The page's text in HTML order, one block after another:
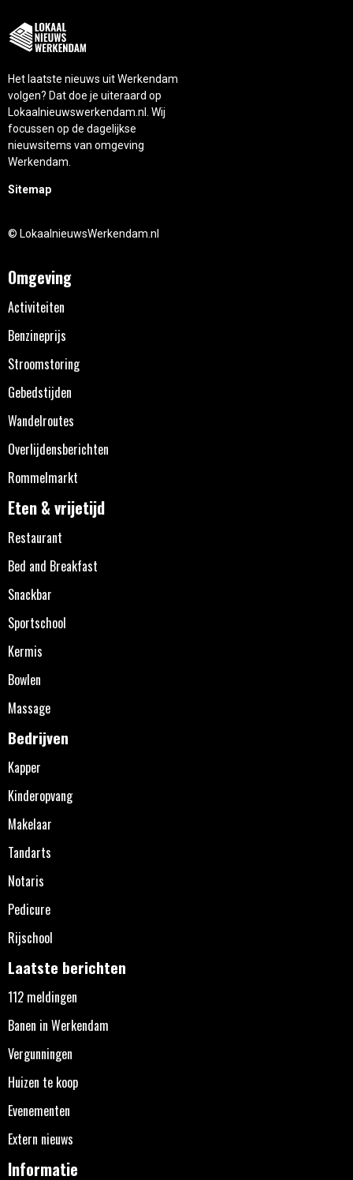
Het laatste nieuws uit Werkendam
volgen? Dat doe je uiteraard op
Lokaalnieuwswerkendam.nl. Wij
focussen op de dagelijkse
nieuwsitems van omgeving
Werkendam.
Sitemap
© LokaalnieuwsWerkendam.nl
Omgeving
Activiteiten
Benzineprijs
Stroomstoring
Gebedstijden
Wandelroutes
Overlijdensberichten
Rommelmarkt
Eten & vrijetijd
Restaurant
Bed and Breakfast
Snackbar
Sportschool
Kermis
Bowlen
Massage
Bedrijven
Kapper
Kinderopvang
Makelaar
Tandarts
Notaris
Pedicure
Rijschool
Laatste berichten
112 meldingen
Banen in Werkendam
Vergunningen
Huizen te koop
Evenementen
Extern nieuws
Informatie